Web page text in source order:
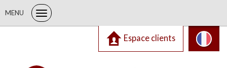
MENU
Espace clients